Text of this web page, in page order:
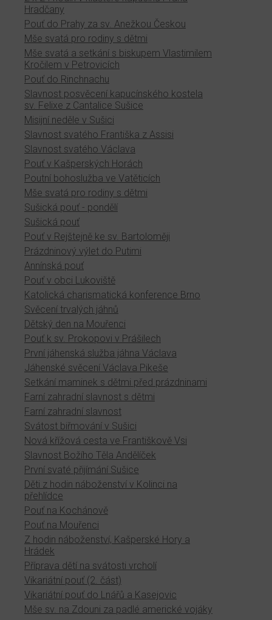
Hradčany
Pouť do Prahy za sv. Anežkou Českou
Mše svatá pro rodiny s dětmi
Mše svatá a setkání s biskupem Vlastimilem
Kročilem v Petrovicích
Pouť do Rinchnachu
Slavnost posvěcení kapucínského kostela
sv. Felixe z Cantalice Sušice
Misijní neděle v Sušici
Slavnost svatého Františka z Assisi
Slavnost svatého Václava
Pouť v Kašperských Horách
Poutní bohoslužba ve Vatěticích
Mše svatá pro rodiny s dětmi
Sušická pouť - pondělí
Sušická pouť
Pouť v Rejštejně ke sv. Bartoloměji
Prázdninový výlet do Putimi
Annínská pouť
Pouť v obci Lukoviště
Katolická charismatická konference Brno
Svěcení trvalých jáhnů
Dětský den na Mouřenci
Pouť k sv. Prokopovi v Prášilech
První jáhenská služba jáhna Václava
Jáhenské svěcení Václava Pikeše
Setkání maminek s dětmi před prázdninami
Farní zahradní slavnost s dětmi
Farní zahradní slavnost
Svátost biřmování v Sušici
Nová křížová cesta ve Františkově Vsi
Slavnost Božího Těla Andělíček
První svaté přijímání Sušice
Děti z hodin náboženství v Kolinci na
přehlídce
Pouť na Kochánově
Pouť na Mouřenci
Z hodin náboženství, Kašperské Hory a
Hrádek
Příprava dětí na svátosti vrcholí
Vikariátní pouť (2. část)
Vikariátní pouť do Lnářů a Kasejovic
Mše sv. na Zdouni za padlé americké vojáky